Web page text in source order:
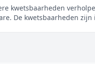
kwetsbaarheden
De kwetsbaarheden